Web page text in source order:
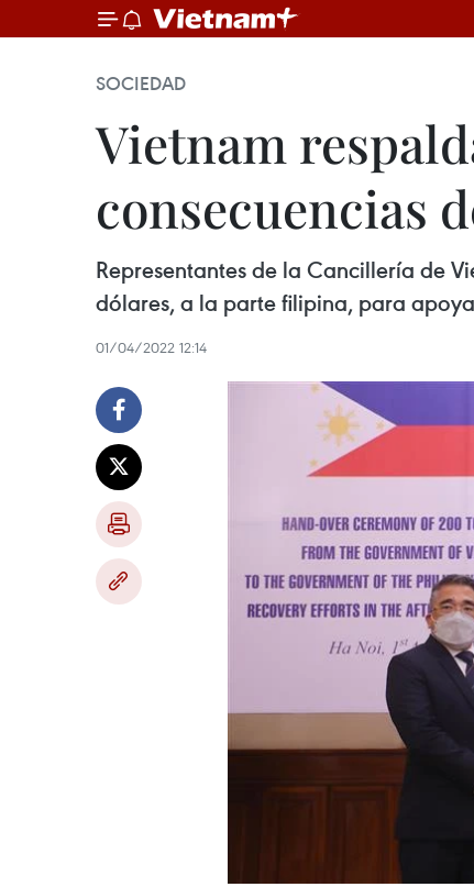
SOCIEDAD
Vietnam
consecuencias
Representantes de la Cancillería de
dólares, a la parte filipina, para
01/04/2022 12:14